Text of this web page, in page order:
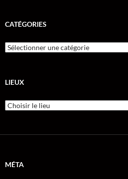
CATÉGORIES
LIEUX
MÉTA